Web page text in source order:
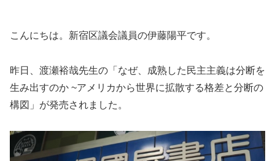
こんにちは。新宿区議会議員の伊藤陽平です。
昨日、渡瀬裕哉先生の「なぜ、成熟した民主主義は分断を
生み出すのか ~アメリカから世界に拡散する格差と分断の
構図」が発売されました。